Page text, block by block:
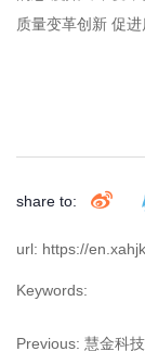
质量变革创新 促进
share to:
url: https://
Keywords:
Previous: 慧金科